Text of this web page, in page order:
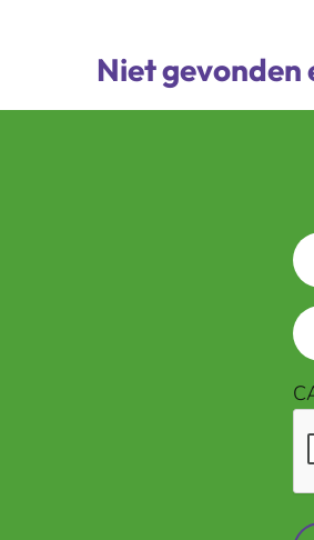
Niet gevonden
e-
in